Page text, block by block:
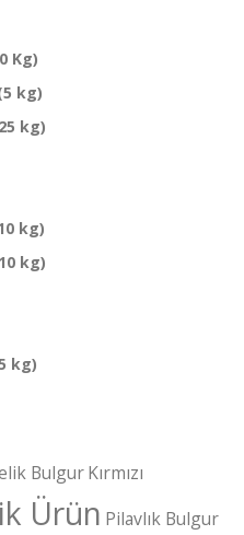
Kg)
kg)
kg)
kg)
kg)
kg)
BulgurKırmızı
Ürün Pilavlık Bulgur